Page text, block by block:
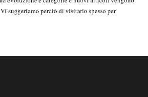
suggeriamo perciò di visitarlo spesso per